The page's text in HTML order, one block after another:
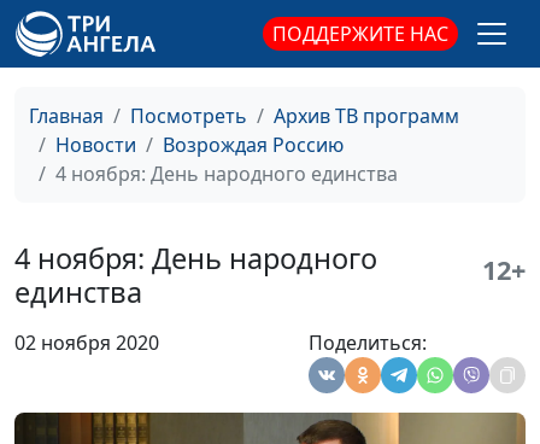
ПОДДЕРЖИТЕ НАС
Главная Посмотреть
Архив ТВ программ
Новости
Возрождая Россию
4 ноября: День народного единства
4 ноября: День народного
единства
12+
02 ноября 2020 Поделиться:
член Общественной
палаты РФ,
секретарь
Российской
ассоциации защиты
Религиозные
условиях пандемии
Совета при
Президенте РФ по
религиозными